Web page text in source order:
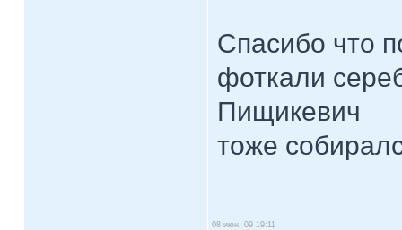
Спасибо что
фоткали
Пищикевич
тоже
08 июн, 09 19:11